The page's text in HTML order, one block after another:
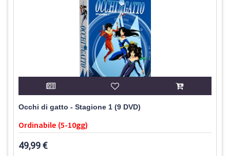
Occhi di gatto - Stagione 1 (9 DVD)
Ordinabile (5-10gg)
49,99 €